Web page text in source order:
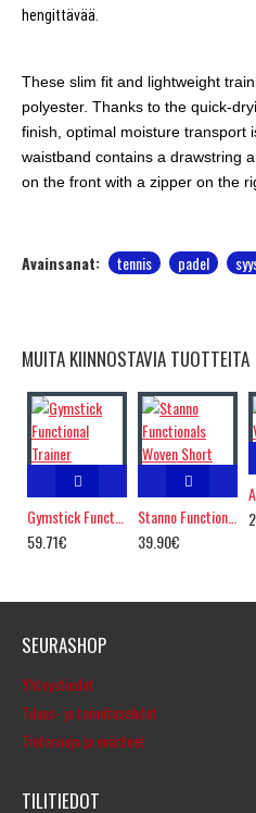
hengittävää.
These slim fit and lightweight
polyester. Thanks to the quick-
finish, optimal moisture transport
waistband contains a drawstring
on the front with a zipper on the
Avainsanat: tennis padel
MUITA KIINNOSTAVIA TUOTTEITA
59.71€
Stanno Functionals Woven Short
39.90€
SEURASHOP
Yhteystiedot
Tilaus- ja toimitusehdot
Tietosuoja ja evästeet
TILITIEDOT